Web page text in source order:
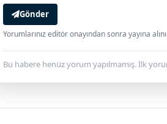
Gönder
Yorumlarınız editör onayından sonra yayına
Bu habere henüz yorum yapılmamış. İlk